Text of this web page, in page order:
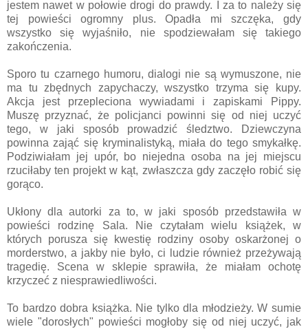
jestem nawet w połowie drogi do prawdy. I za to należy się
tej powieści ogromny plus. Opadła mi szczęka, gdy
wszystko się wyjaśniło, nie spodziewałam się takiego
zakończenia.
Sporo tu czarnego humoru, dialogi nie są wymuszone, nie
ma tu zbędnych zapychaczy, wszystko trzyma się kupy.
Akcja jest przepleciona wywiadami i zapiskami Pippy.
Muszę przyznać, że policjanci powinni się od niej uczyć
tego, w jaki sposób prowadzić śledztwo. Dziewczyna
powinna zająć się kryminalistyką, miała do tego smykałkę.
Podziwiałam jej upór, bo niejedna osoba na jej miejscu
rzuciłaby ten projekt w kąt, zwłaszcza gdy zaczęło robić się
gorąco.
Ukłony dla autorki za to, w jaki sposób przedstawiła w
powieści rodzinę Sala. Nie czytałam wielu książek, w
których porusza się kwestię rodziny osoby oskarżonej o
morderstwo, a jakby nie było, ci ludzie również przeżywają
tragedię. Scena w sklepie sprawiła, że miałam ochotę
krzyczeć z niesprawiedliwości.
To bardzo dobra książka. Nie tylko dla młodzieży. W sumie
wiele "dorosłych" powieści mogłoby się od niej uczyć, jak